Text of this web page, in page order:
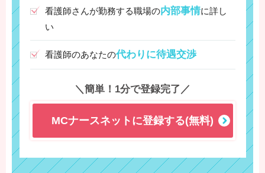
看護師さんが勤務する職場の内部事情に詳し
い
看護師のあなたの代わりに待遇交渉
＼簡単！1分で登録完了／
MCナースネットに登録する(無料)